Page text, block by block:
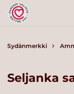
Sydänmerkki
Seljanka